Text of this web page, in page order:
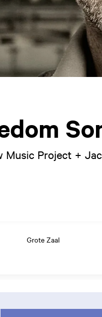
Music Project +
Grote Zaal